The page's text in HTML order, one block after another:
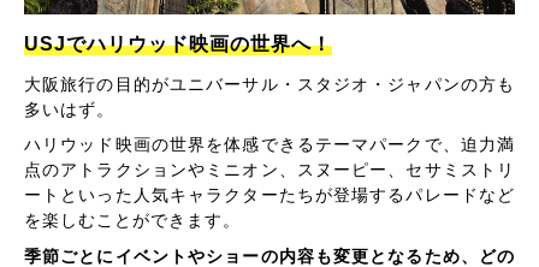
USJでハリウッド映画の世界へ！
大阪旅行の目的がユニバーサル・スタジオ・ジャパンの方も
多いはず。
ハリウッド映画の世界を体感できるテーマパークで、迫力満
点のアトラクションやミニオン、スヌーピー、セサミストリ
ートといった人気キャラクターたちが登場するパレードなど
を楽しむことができます。
季節ごとにイベントやショーの内容も変更となるため、どの